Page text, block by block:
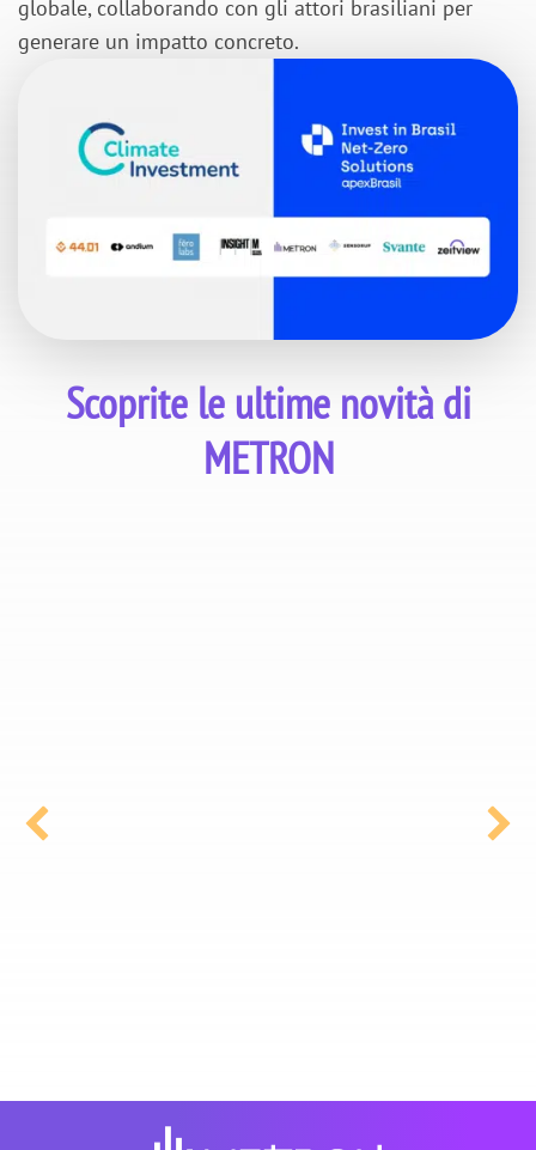
globale, collaborando con gli attori brasiliani per
generare un impatto concreto.
Scoprite le ultime novità di
METRON